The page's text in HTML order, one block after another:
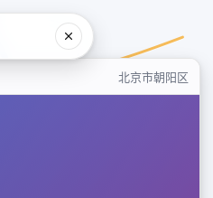
北京市朝阳区